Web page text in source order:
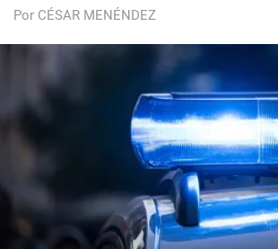
Por CÉSAR MENÉNDEZ